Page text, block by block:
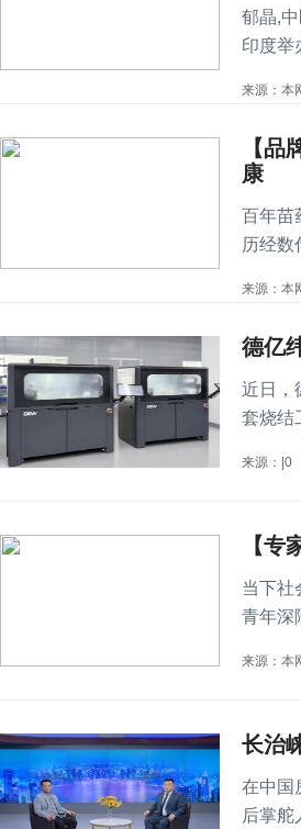
郁晶,
印度举
来源：本
【
康
百年苗
历经数
来源：本
德亿
近日，
套烧结
来源：|0
【专
当下社
青年深
来源：本
长治
在中国
后掌舵